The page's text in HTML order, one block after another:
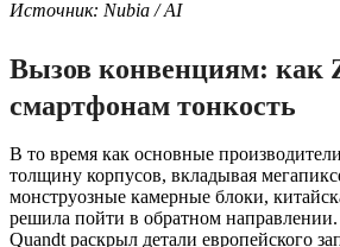
Источник: Nubia / AI
Вызов конвенциям: как
смартфонам тонкость
В то время как основные
толщину корпусов, вкладывая
монструозные камерные блоки,
решила пойти в обратном
Quandt раскрыл детали европейского